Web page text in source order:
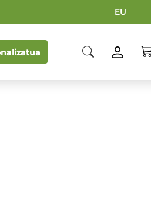
EU